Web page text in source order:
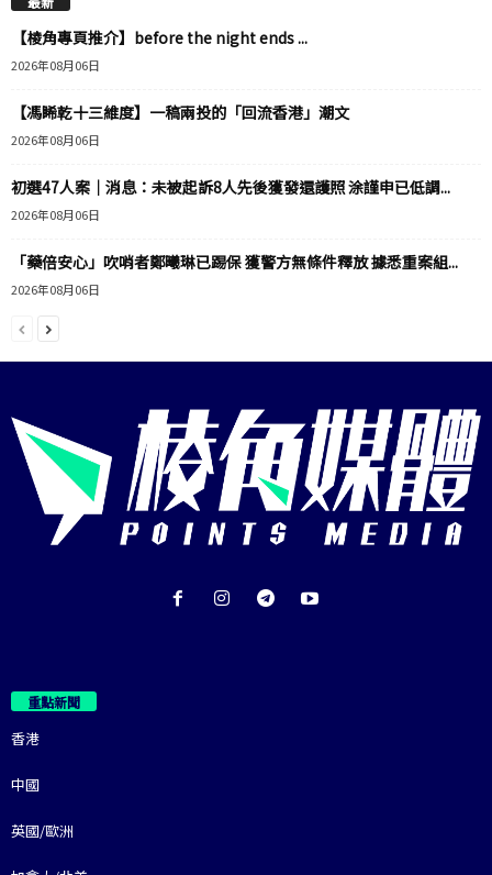
【棱角專頁推介】before the night ends ...
2026年08月06日
【馮睎乾十三維度】一稿兩投的「回流香港」潮文
2026年08月06日
初選47人案｜消息：未被起訴8人先後獲發還護照 涂謹申已低調...
2026年08月06日
「藥倍安心」吹哨者鄭曦琳已踢保 獲警方無條件釋放 據悉重案組...
2026年08月06日
重點新聞
香港
中國
英國/歐洲